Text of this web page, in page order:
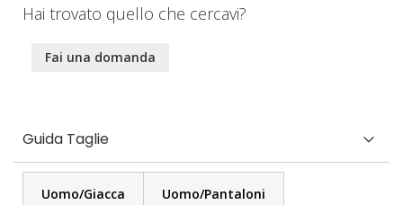
Hai trovato quello che cercavi?
Fai una domanda
Guida Taglie
Uomo/Giacca Uomo/Pantaloni